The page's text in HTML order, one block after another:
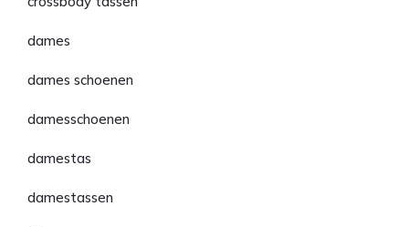
dames
dames schoenen
damesschoenen
damestas
damestassen